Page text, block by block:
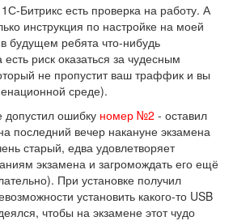
Битрикс есть проверка на работу. А
инструкция по настройке на моей
будущем ребята что-нибудь
риск оказаться за чудесным
не пропустит ваш траффик и вы
среде).
допустил ошибку номер №2 - оставил
последний вечер накануне экзамена
старый, едва удовлетворяет
экзамена и загромождать его ещё
При установке получил
установить какого-то USB
чтобы на экзамене этот чудо